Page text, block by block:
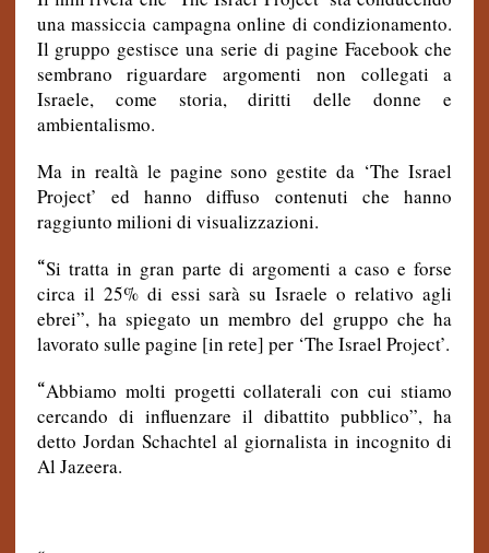
una massiccia campagna online di condizionamento.
Il gruppo gestisce una serie di pagine Facebook che
sembrano riguardare argomenti non collegati a
Israele, come storia, diritti delle donne e
ambientalismo.
Ma in realtà le pagine sono gestite da ‘The Israel
Project’ ed hanno diffuso contenuti che hanno
raggiunto milioni di visualizzazioni.
“Si tratta in gran parte di argomenti a caso e forse
circa il 25% di essi sarà su Israele o relativo agli
ebrei”, ha spiegato un membro del gruppo che ha
lavorato sulle pagine [in rete] per ‘The Israel Project’.
“Abbiamo molti progetti collaterali con cui stiamo
cercando di influenzare il dibattito pubblico”, ha
detto Jordan Schachtel al giornalista in incognito di
Al Jazeera.